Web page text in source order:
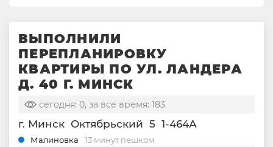
ВЫПОЛНИЛИ
ПЕРЕПЛАНИРОВКУ
КВАРТИРЫ ПО УЛ. ЛАНДЕРА
Д. 40 Г. МИНСК
сегодня: 0, за все время: 183
г. Минск Октябрьский 5 1-464А
Малиновка 13 минут пешком